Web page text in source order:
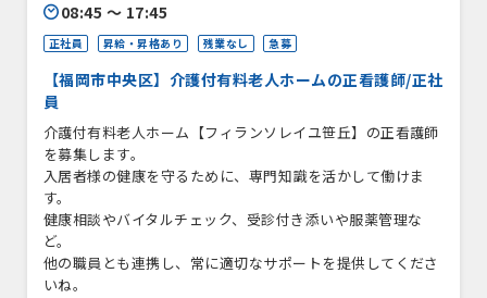
08:45 〜 17:45
正社員 昇給・昇格あり 残業なし 急募
【福岡市中央区】介護付有料老人ホームの正看護師/正社
員
介護付有料老人ホーム【フィランソレイユ笹丘】の正看護師
を募集します。
入居者様の健康を守るために、専門知識を活かして働けま
す。
健康相談やバイタルチェック、受診付き添いや服薬管理な
ど。
他の職員とも連携し、常に適切なサポートを提供してくださ
いね。